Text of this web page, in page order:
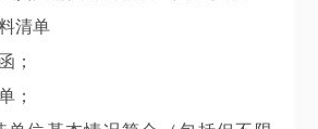
清单
；
；